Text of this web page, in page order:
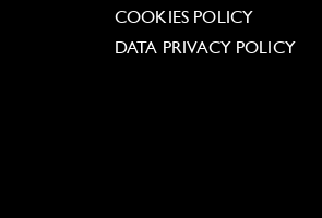
COOKIES POLICY
DATA PRIVACY POLICY